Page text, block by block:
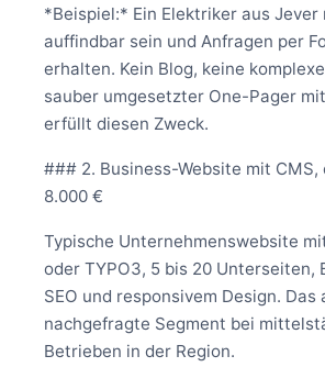
*Beispiel:* Ein Elektriker aus Jever
auffindbar sein und Anfragen per
erhalten. Kein Blog, keine
sauber umgesetzter One-Pager
erfüllt diesen Zweck.
### 2. Business-Website mit CMS,
8.000 €
Typische Unternehmenswebsite
oder TYPO3, 5 bis 20 Unterseiten,
SEO und responsivem Design. Das
nachgefragte Segment bei
Betrieben in der Region.